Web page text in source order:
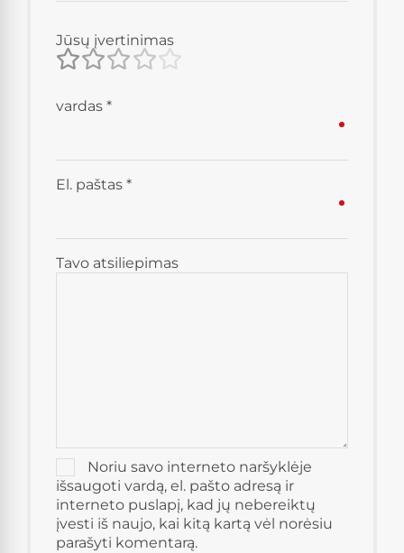
Jūsų įvertinimas
Tavo atsiliepimas
vardas *
El. paštas *
Noriu savo interneto naršyklėje
išsaugoti vardą, el. pašto adresą ir
interneto puslapį, kad jų nebereiktų
įvesti iš naujo, kai kitą kartą vėl norėsiu
parašyti komentarą.